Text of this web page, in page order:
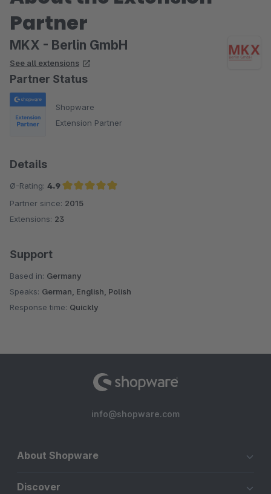
Kategoriesortierung Sinn?"
Das Plugin ist auf Kundenwunsch entstanden.
Partner
MKX - Berlin GmbH
See all extensions
Partner Status
Shopware
Extension Partner
Details
Ø-Rating: 4.9
Average rating of 4.9 out of 5 stars
Partner since: 2015
Extensions: 23
Support
Based in: Germany
Speaks: German, English, Polish
Response time: Quickly
info@shopware.com
About Shopware
Discover